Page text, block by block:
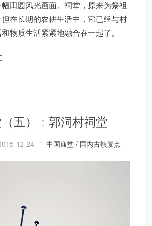
田园风光画面。祠堂，原来为祭祖
在长期的农耕生活中，它已经与村
物质生活紧紧地融合在一起了。
五）：郭洞村祠堂
12-24 中国庙堂 / 国内古镇景点